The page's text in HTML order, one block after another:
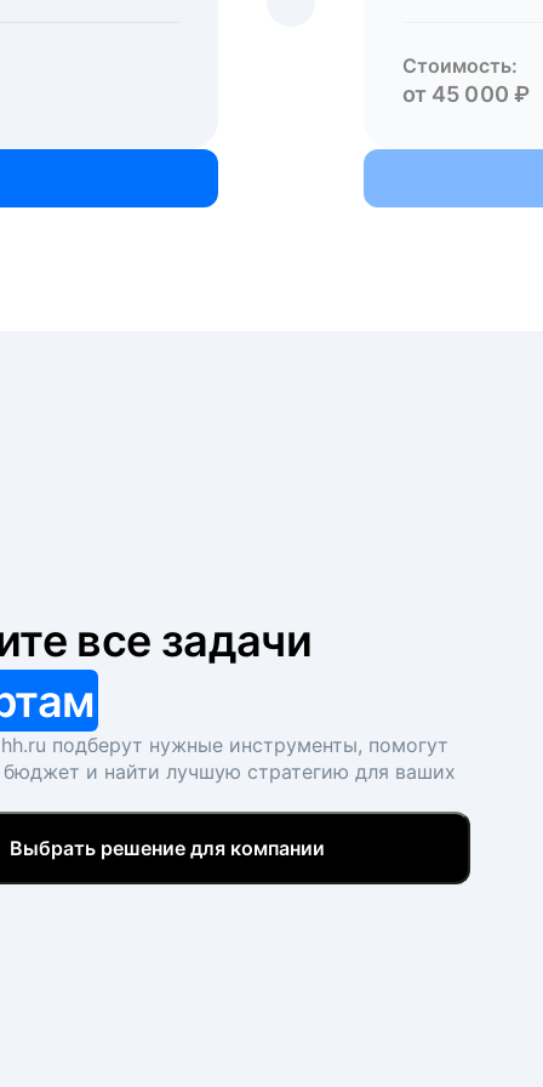
Стоимость:
от 45 000 ₽
все задачи
подберут нужные инструменты, помогут
бюджет и найти лучшую стратегию для ваших
Выбрать решение для компании